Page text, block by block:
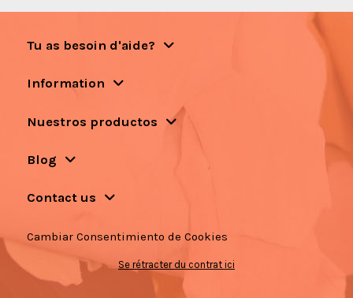
Tu as besoin d'aide?
Information
Nuestros productos
Blog
Contact us
Cambiar Consentimiento de Cookies
Se rétracter du contrat ici